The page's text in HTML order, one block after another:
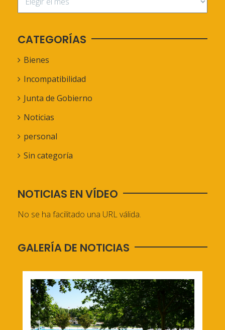
CATEGORÍAS
Bienes
Incompatibilidad
Junta de Gobierno
Noticias
personal
Sin categoría
NOTICIAS EN VÍDEO
No se ha facilitado una URL válida.
GALERÍA DE NOTICIAS